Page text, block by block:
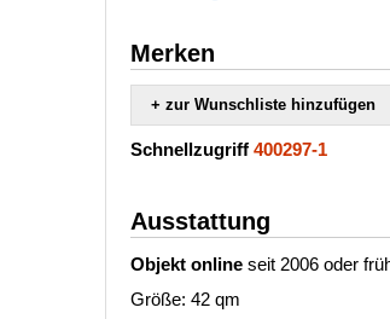
Merken
+ zur Wunschliste hinzufügen
Schnellzugriff 400297-1
Ausstattung
Objekt online seit 2006 oder
Größe: 42 qm